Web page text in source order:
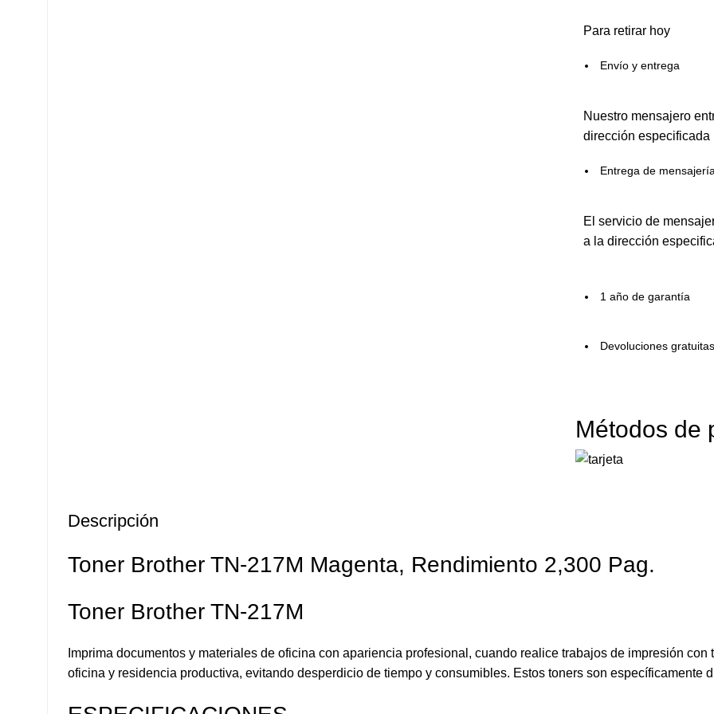
Para retirar hoy
Envío y entrega
Nuestro mensajero
dirección especificada
Entrega de
El servicio de
a la dirección
1 año de garantía
Devoluciones
Métodos de
Descripción
Toner Brother TN-217M Magenta, Rendimiento 2,300 Pag.
Toner Brother TN-217M
Imprima documentos y materiales de oficina con apariencia profesional, cuando realice trabajos de impresión
oficina y residencia productiva, evitando desperdicio de tiempo y consumibles. Estos toners son específicamente